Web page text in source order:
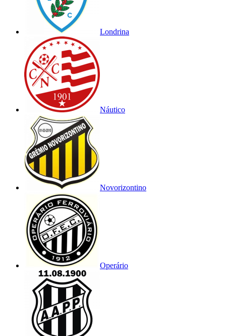
Londrina
Náutico
Novorizontino
Operário